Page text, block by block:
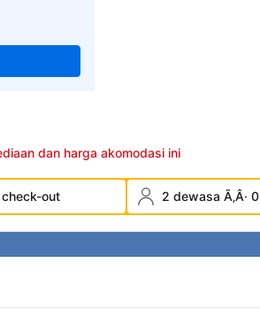
dan harga akomodasi ini
out 2 dewasa Ã‚Â·